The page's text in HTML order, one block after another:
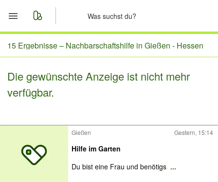
Start
Nachrichten
15 Ergebnisse – Nachbarschaftshilfe in Gießen - Hessen
Die gewünschte Anzeige ist nicht mehr
verfügbar.
Gießen Gestern, 15:14
Hilfe im Garten
Du bist eine Frau und benötigs ...